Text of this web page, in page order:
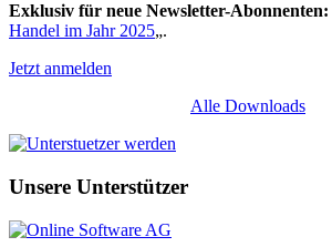
Exklusiv für neue Newsletter-Abonnenten:
Handel im Jahr 2025„.
Jetzt anmelden
Alle Downloads
Unsere Unterstützer